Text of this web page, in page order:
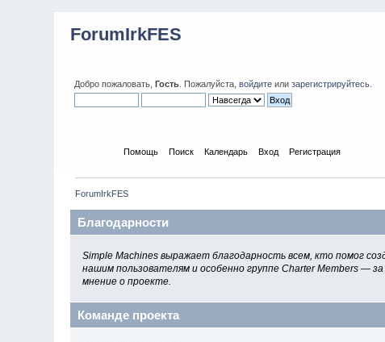
ForumIrkFES
Добро пожаловать,Гость . Пожалуйста,войдите илизарегистрируйтесь
Помощь Поиск Календарь Вход Регистрация
ForumIrkFES
Благодарности
Simple Machines выражает благодарность всем, кто помог
нашим пользователям и особенно группе Charter Members —
мнение о проекте.
Команде проекта